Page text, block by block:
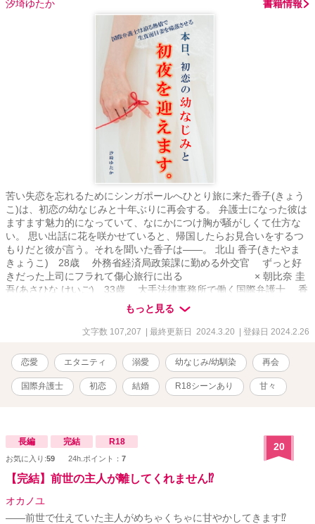
汐埼ゆたか 書籍情報
苦い失恋を忘れるためにシンガポールへひとり旅に来た香子(きょう
こ)は、初恋の幼なじみと十年ぶりに再会する。 弁護士になった彼は
ますます魅力的になっていて、なにかにつけ胸が騒がしくて仕方な
い。 思い出話に花を咲かせていると、帰国したらお見合いをするつ
もりだと彼が言う。それを聞いた香子は――。 北山 香子(きたやま
きょうこ) 28歳 外務省経済局政策課に勤める外交官 ずっと好
きだった上司にフラれて傷心旅行に出る × 朝比奈 圭
吾(あさひな けいご) 33歳 大手法律事務所で働く国際弁護士 香
子の幼なじみで初恋相手 「折角だから確かめてみるか？」 「お
まえのことを振ったやつのことなんて、すぐに忘れさせてやる」
「おまえの夢、俺が叶えてやるよ」 「私は一度だって〝兄〟だな
士の、『ご都合婚』から始まるラブストーリー。 ★☆★『エリート
外交官の極上執愛』のスピンオフ☆★☆ 単独でも読めます。 ＊＊＊
＊＊＊＊＊＊＊＊＊＊＊＊ ※予告なくＲシーンが入ることがありま
す。閲覧は自己責任でお願いします。(該当章にはタイトルに「***」
は関係ありません。 ※無断転載・AI学習禁止
もっと見る
文字数 107,207 | 最終更新日 2024.3.20 | 登録日 2024.2.26
恋愛 エタニティ 溺愛 幼なじみ/幼馴染 再会
国際弁護士 初恋 結婚 R18シーンあり 甘々
長編 完結 R18
お気に入り:59 24h.ポイント： 7
20
【完結】前世の主人が離してくれません⁉︎
オカノユ
――前世で仕えていた主人がめちゃくちゃに甘やかしてきます⁉︎